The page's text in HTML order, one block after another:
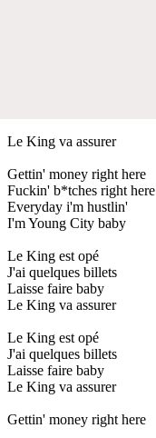
Le King va assurer
Gettin' money right here
Fuckin' b*tches right here
Everyday i'm hustlin'
I'm Young City baby
Le King est opé
J'ai quelques billets
Laisse faire baby
Le King va assurer
Le King est opé
J'ai quelques billets
Laisse faire baby
Le King va assurer
Gettin' money right here